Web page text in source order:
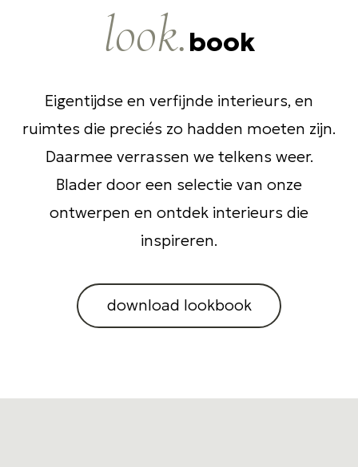
look.book
Eigentijdse en verfijnde interieurs, en
ruimtes die preciés zo hadden moeten zijn.
Daarmee verrassen we telkens weer.
Blader door een selectie van onze
ontwerpen en ontdek interieurs die
inspireren.
download lookbook